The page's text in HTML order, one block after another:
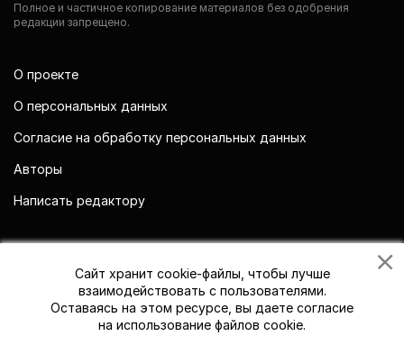
Полное и частичное копирование материалов без одобрения
редакции запрещено.
О проекте
О персональных данных
Согласие на обработку персональных данных
Авторы
Написать редактору
Сайт хранит cookie-файлы, чтобы лучше
взаимодействовать с пользователями.
Оставаясь на этом ресурсе, вы даете согласие
на использование файлов cookie.